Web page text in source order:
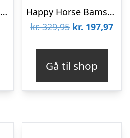
That’s Mine Bamse – Houston Heavy Large – 800 g – Dino
Happy Horse Bamse – 30 cm – Dino Dingo
kr.329,95 Den
kr. 329,95.
kr. 197,97Den
kr.
Gå til shop